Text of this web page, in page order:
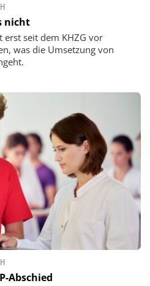
nicht
erst seit dem KHZG vor
was die Umsetzung von
Abschied